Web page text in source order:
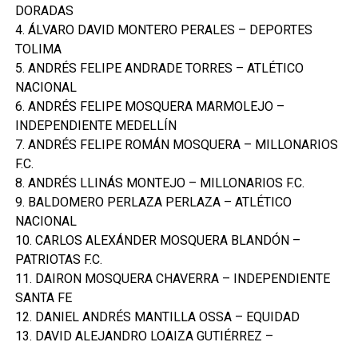
DORADAS
4. ÁLVARO DAVID MONTERO PERALES – DEPORTES
TOLIMA
5. ANDRÉS FELIPE ANDRADE TORRES – ATLÉTICO
NACIONAL
6. ANDRÉS FELIPE MOSQUERA MARMOLEJO –
INDEPENDIENTE MEDELLÍN
7. ANDRÉS FELIPE ROMÁN MOSQUERA – MILLONARIOS
F.C.
8. ANDRÉS LLINÁS MONTEJO – MILLONARIOS F.C.
9. BALDOMERO PERLAZA PERLAZA – ATLÉTICO
NACIONAL
10. CARLOS ALEXÁNDER MOSQUERA BLANDÓN –
PATRIOTAS F.C.
11. DAIRON MOSQUERA CHAVERRA – INDEPENDIENTE
SANTA FE
12. DANIEL ANDRÉS MANTILLA OSSA – EQUIDAD
13. DAVID ALEJANDRO LOAIZA GUTIÉRREZ –